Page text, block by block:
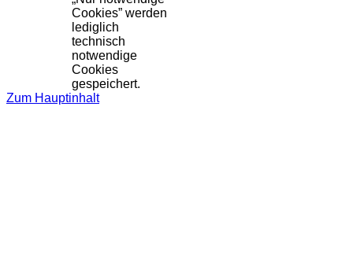
Cookies” werden
lediglich
technisch
notwendige
Cookies
gespeichert.
Zum Hauptinhalt